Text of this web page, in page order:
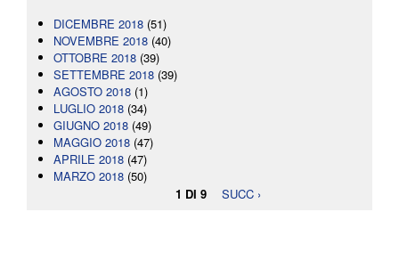
DICEMBRE 2018 (51)
NOVEMBRE 2018 (40)
OTTOBRE 2018 (39)
SETTEMBRE 2018 (39)
AGOSTO 2018 (1)
LUGLIO 2018 (34)
GIUGNO 2018 (49)
MAGGIO 2018 (47)
APRILE 2018 (47)
MARZO 2018 (50)
1 DI 9
SUCC ›